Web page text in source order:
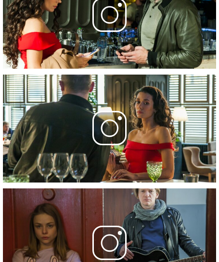
16 серия- Серия 16
25 ноября 2020
17 серия - Серия 17
26 ноября 2020
Фотографии